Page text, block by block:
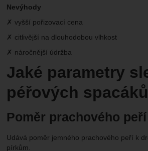
Nevýhody
✗ vyšší pořizovací cena
✗ citlivější na dlouhodobou vlhkost
✗ náročnější údržba
Jaké parametry
péřových
Poměr prachového peří
Udává poměr jemného prachového peří k
pírkům.